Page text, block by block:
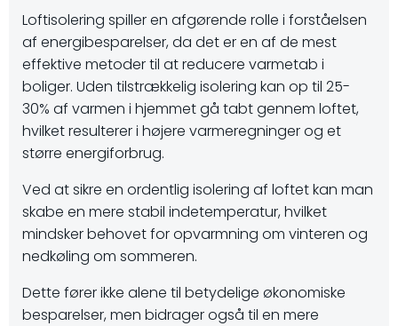
Loftisolering spiller en afgørende rolle i forståelsen
af energibesparelser, da det er en af de mest
effektive metoder til at reducere varmetab i
boliger. Uden tilstrækkelig isolering kan op til 25-
30% af varmen i hjemmet gå tabt gennem loftet,
hvilket resulterer i højere varmeregninger og et
større energiforbrug.
Ved at sikre en ordentlig isolering af loftet kan man
skabe en mere stabil indetemperatur, hvilket
mindsker behovet for opvarmning om vinteren og
nedkøling om sommeren.
Dette fører ikke alene til betydelige økonomiske
besparelser, men bidrager også til en mere